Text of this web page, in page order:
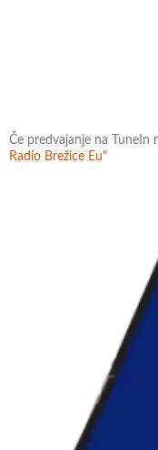
Če predvajanje na TuneIn
Radio Brežice Eu"